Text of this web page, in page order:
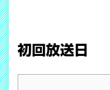
初回放送日